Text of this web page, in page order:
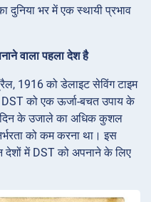
दुनिया भर में एक स्थायी प्रभाव
वाला पहला देश है
1916 को डेलाइट सेविंग टाइम
को एक ऊर्जा-बचत उपाय के
दिन के उजाले का अधिक कुशल
को कम करना था। इस
देशों में DST को अपनाने के लिए